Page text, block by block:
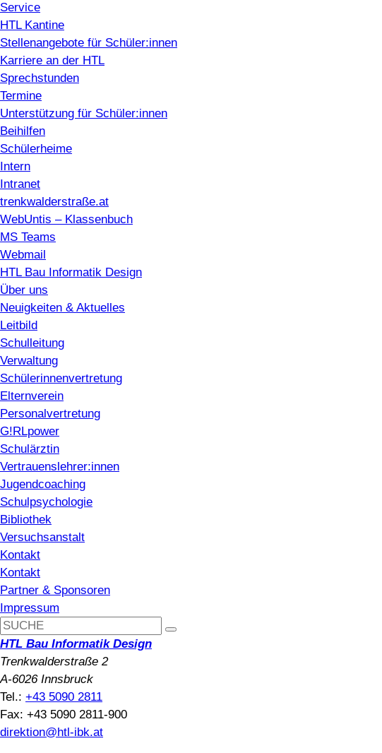
Service
HTL Kantine
Stellenangebote für Schüler:innen
Karriere an der HTL
Sprechstunden
Termine
Unterstützung für Schüler:innen
Beihilfen
Schülerheime
Intern
Intranet
trenkwalderstraße.at
WebUntis – Klassenbuch
MS Teams
Webmail
HTL Bau Informatik Design
Über uns
Neuigkeiten & Aktuelles
Leitbild
Schulleitung
Verwaltung
Schülerinnenvertretung
Elternverein
Personalvertretung
G!RLpower
Schulärztin
Vertrauenslehrer:innen
Jugendcoaching
Schulpsychologie
Bibliothek
Versuchsanstalt
Kontakt
Kontakt
Partner & Sponsoren
Impressum
HTL Bau Informatik Design
Trenkwalderstraße 2
A-6026 Innsbruck
Tel.: +43 5090 2811
Fax: +43 5090 2811-900
direktion@htl-ibk.at